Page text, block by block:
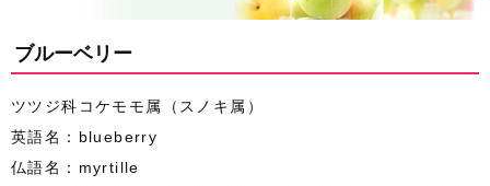
ブルーベリー
ツツジ科コケモモ属（スノキ属）
英語名：blueberry
仏語名：myrtille